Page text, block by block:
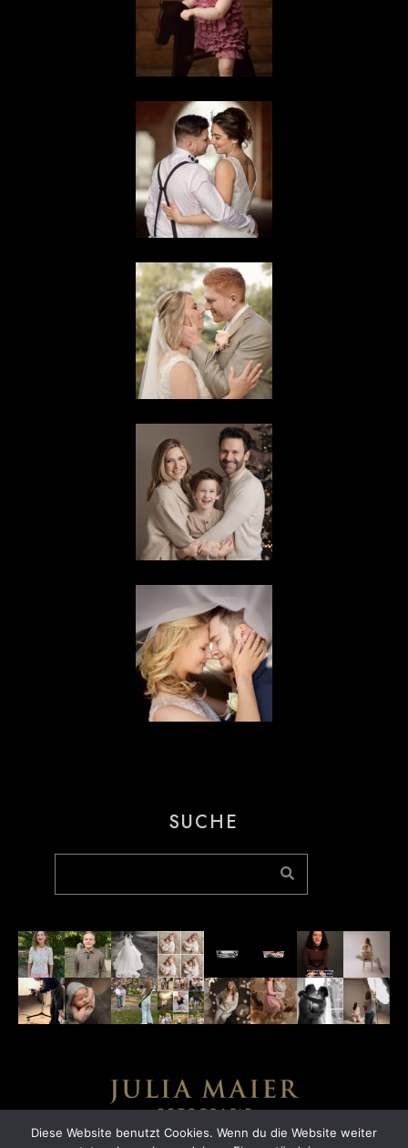
SUCHE
Diese Website benutzt Cookies. Wenn du die Website weiter